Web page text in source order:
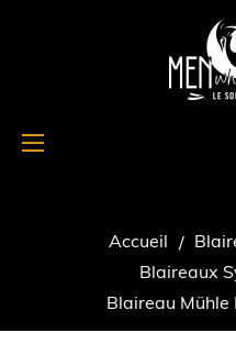
Basculer
la
☰
Accueil
Blaireaux
Blaireau Mühle